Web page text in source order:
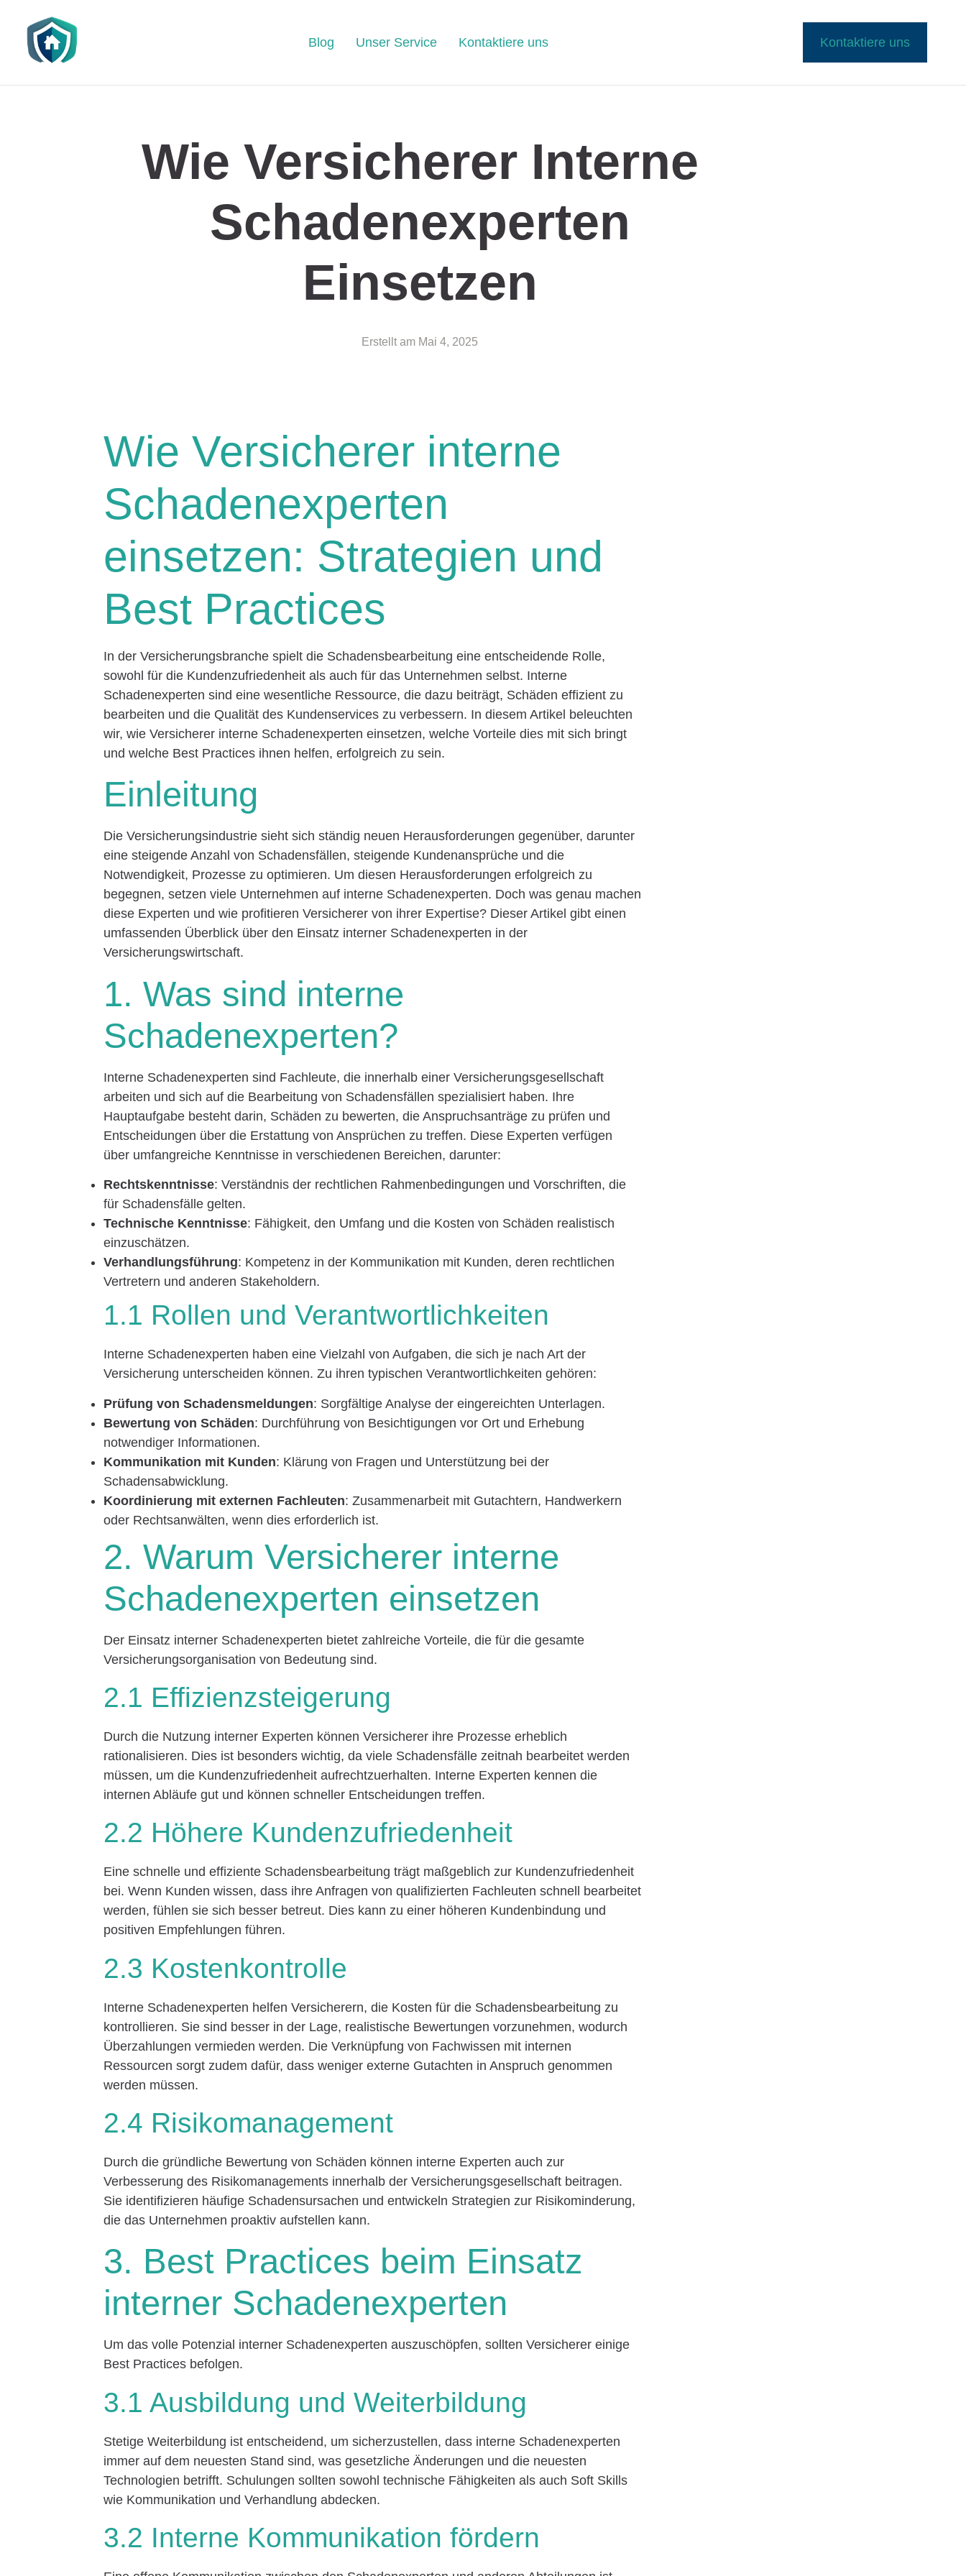
Blog Unser Service Kontaktiere uns Kontaktiere uns
Wie Versicherer Interne
Schadenexperten
Einsetzen
Erstellt am Mai 4, 2025
Wie Versicherer interne
Schadenexperten
einsetzen: Strategien und
Best Practices
In der Versicherungsbranche spielt die Schadensbearbeitung eine entscheidende Rolle,
sowohl für die Kundenzufriedenheit als auch für das Unternehmen selbst. Interne
Schadenexperten sind eine wesentliche Ressource, die dazu beiträgt, Schäden effizient zu
bearbeiten und die Qualität des Kundenservices zu verbessern. In diesem Artikel beleuchten
wir, wie Versicherer interne Schadenexperten einsetzen, welche Vorteile dies mit sich bringt
und welche Best Practices ihnen helfen, erfolgreich zu sein.
Einleitung
Die Versicherungsindustrie sieht sich ständig neuen Herausforderungen gegenüber, darunter
eine steigende Anzahl von Schadensfällen, steigende Kundenansprüche und die
Notwendigkeit, Prozesse zu optimieren. Um diesen Herausforderungen erfolgreich zu
begegnen, setzen viele Unternehmen auf interne Schadenexperten. Doch was genau machen
diese Experten und wie profitieren Versicherer von ihrer Expertise? Dieser Artikel gibt einen
umfassenden Überblick über den Einsatz interner Schadenexperten in der
Versicherungswirtschaft.
1. Was sind interne
Schadenexperten?
Interne Schadenexperten sind Fachleute, die innerhalb einer Versicherungsgesellschaft
arbeiten und sich auf die Bearbeitung von Schadensfällen spezialisiert haben. Ihre
Hauptaufgabe besteht darin, Schäden zu bewerten, die Anspruchsanträge zu prüfen und
Entscheidungen über die Erstattung von Ansprüchen zu treffen. Diese Experten verfügen
über umfangreiche Kenntnisse in verschiedenen Bereichen, darunter:
Rechtskenntnisse: Verständnis der rechtlichen Rahmenbedingungen und Vorschriften, die
für Schadensfälle gelten.
Technische Kenntnisse: Fähigkeit, den Umfang und die Kosten von Schäden realistisch
einzuschätzen.
Verhandlungsführung: Kompetenz in der Kommunikation mit Kunden, deren rechtlichen
Vertretern und anderen Stakeholdern.
1.1 Rollen und Verantwortlichkeiten
Interne Schadenexperten haben eine Vielzahl von Aufgaben, die sich je nach Art der
Versicherung unterscheiden können. Zu ihren typischen Verantwortlichkeiten gehören:
Prüfung von Schadensmeldungen: Sorgfältige Analyse der eingereichten Unterlagen.
Bewertung von Schäden: Durchführung von Besichtigungen vor Ort und Erhebung
notwendiger Informationen.
Kommunikation mit Kunden: Klärung von Fragen und Unterstützung bei der
Schadensabwicklung.
Koordinierung mit externen Fachleuten: Zusammenarbeit mit Gutachtern, Handwerkern
oder Rechtsanwälten, wenn dies erforderlich ist.
2. Warum Versicherer interne
Schadenexperten einsetzen
Der Einsatz interner Schadenexperten bietet zahlreiche Vorteile, die für die gesamte
Versicherungsorganisation von Bedeutung sind.
2.1 Effizienzsteigerung
Durch die Nutzung interner Experten können Versicherer ihre Prozesse erheblich
rationalisieren. Dies ist besonders wichtig, da viele Schadensfälle zeitnah bearbeitet werden
müssen, um die Kundenzufriedenheit aufrechtzuerhalten. Interne Experten kennen die
internen Abläufe gut und können schneller Entscheidungen treffen.
2.2 Höhere Kundenzufriedenheit
Eine schnelle und effiziente Schadensbearbeitung trägt maßgeblich zur Kundenzufriedenheit
bei. Wenn Kunden wissen, dass ihre Anfragen von qualifizierten Fachleuten schnell bearbeitet
werden, fühlen sie sich besser betreut. Dies kann zu einer höheren Kundenbindung und
positiven Empfehlungen führen.
2.3 Kostenkontrolle
Interne Schadenexperten helfen Versicherern, die Kosten für die Schadensbearbeitung zu
kontrollieren. Sie sind besser in der Lage, realistische Bewertungen vorzunehmen, wodurch
Überzahlungen vermieden werden. Die Verknüpfung von Fachwissen mit internen
Ressourcen sorgt zudem dafür, dass weniger externe Gutachten in Anspruch genommen
werden müssen.
2.4 Risikomanagement
Durch die gründliche Bewertung von Schäden können interne Experten auch zur
Verbesserung des Risikomanagements innerhalb der Versicherungsgesellschaft beitragen.
Sie identifizieren häufige Schadensursachen und entwickeln Strategien zur Risikominderung,
die das Unternehmen proaktiv aufstellen kann.
3. Best Practices beim Einsatz
interner Schadenexperten
Um das volle Potenzial interner Schadenexperten auszuschöpfen, sollten Versicherer einige
Best Practices befolgen.
3.1 Ausbildung und Weiterbildung
Stetige Weiterbildung ist entscheidend, um sicherzustellen, dass interne Schadenexperten
immer auf dem neuesten Stand sind, was gesetzliche Änderungen und die neuesten
Technologien betrifft. Schulungen sollten sowohl technische Fähigkeiten als auch Soft Skills
wie Kommunikation und Verhandlung abdecken.
3.2 Interne Kommunikation fördern